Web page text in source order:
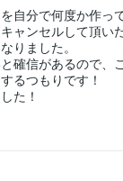
自分で何度か作っ
ャンセルして頂い
りました。
確信があるので、
るつもりです！
た！